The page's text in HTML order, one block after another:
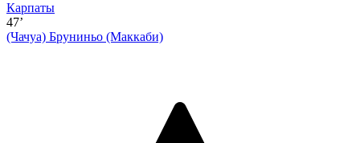
Карпаты
47’
(Чачуа) Бруниньо (Маккаби)